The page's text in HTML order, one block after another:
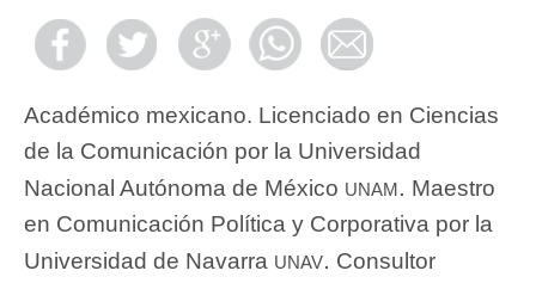
Académico mexicano. Licenciado en Ciencias
de la Comunicación por la Universidad
Nacional Autónoma de México unam. Maestro
en Comunicación Política y Corporativa por la
Universidad de Navarra unav. Consultor